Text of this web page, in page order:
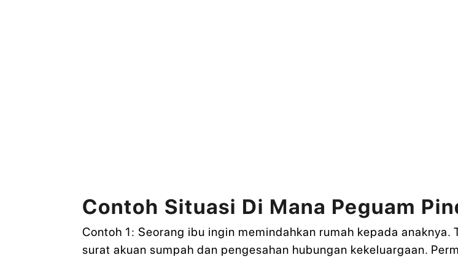
Contoh Situasi Di Mana Peguam
Contoh 1: Seorang ibu ingin memindahkan rumah kepada
surat akuan sumpah dan pengesahan hubungan kekeluargaan.